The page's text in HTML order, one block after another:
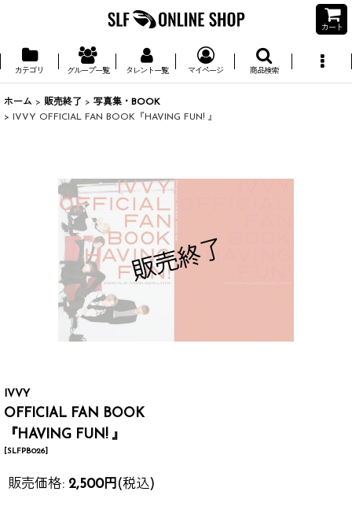
カート
カテゴリ グループ一覧 タレント一覧 マイページ 商品検索
ホーム > 販売終了 > 写真集・BOOK
>
IVVY OFFICIAL FAN BOOK『HAVING FUN! 』
IVVY
OFFICIAL FAN BOOK
『HAVING FUN! 』
[SLFPB026]
販売価格: 2,500円 (税込)